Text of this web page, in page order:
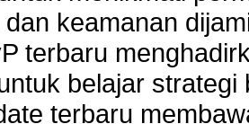
dan keamanan
terbaru
belajar
terbaru